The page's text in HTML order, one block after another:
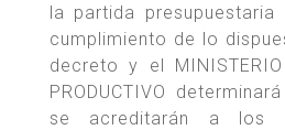
la partida presupuestaria
cumplimiento de lo
decreto y el MINISTERIO
PRODUCTIVO
se acreditarán a los